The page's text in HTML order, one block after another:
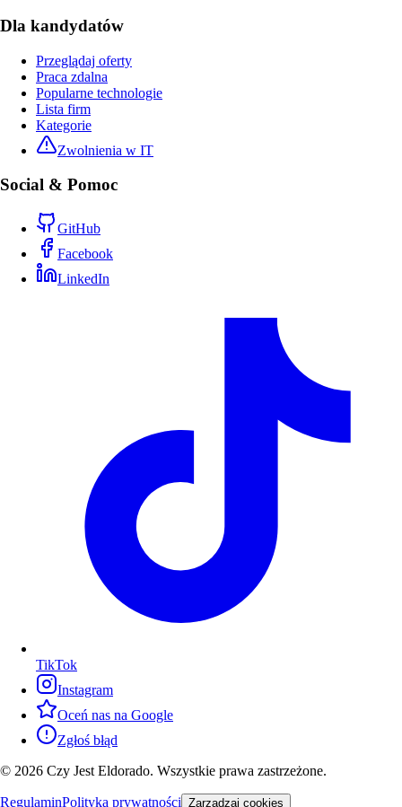
Dla kandydatów
Przeglądaj oferty
Praca zdalna
Popularne technologie
Lista firm
Kategorie
Zwolnienia w IT
Social & Pomoc
GitHub
Facebook
LinkedIn
TikTok
Instagram
Oceń nas na Google
Zgłoś błąd
© 2026 Czy Jest Eldorado. Wszystkie prawa zastrzeżone.
RegulaminPolityka prywatności Zarządzaj cookies